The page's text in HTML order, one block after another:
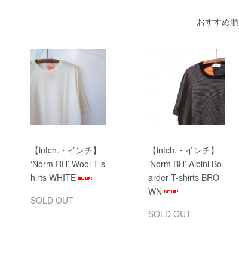
おすすめ順
【intch.・インチ】
‘Norm RH’ Wool T-s
hirts WHITE
SOLD OUT
【intch.・インチ】
‘Norm BH’ Albini Bo
arder T-shirts BRO
WN
SOLD OUT